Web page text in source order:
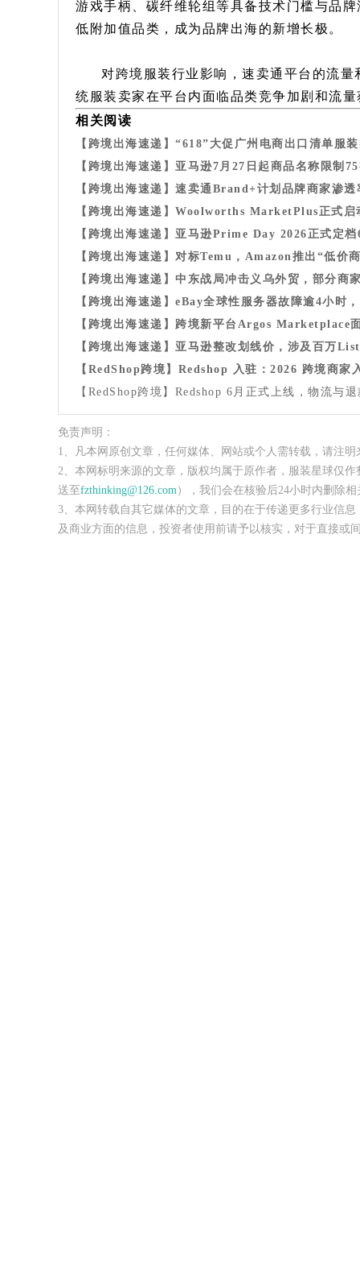
游戏手柄、碳纤维轮组等具备技术门槛与品
低附加值品类，成为品牌出海的新增长极。
对跨境服装行业影响，速卖通平台的流
统服装卖家在平台内面临品类竞争加剧和流
相关阅读
【跨境出海速递】“618”大促广州电商出口清单服
【跨境出海速递】亚马逊7月27日起商品名称限制
【跨境出海速递】速卖通Brand+计划品牌商家渗
【跨境出海速递】Woolworths MarketPlus正式启
【跨境出海速递】亚马逊Prime Day 2026正式定
【跨境出海速递】对标Temu，Amazon推出“低价
【跨境出海速递】中东战局冲击义乌外贸，部分商
【跨境出海速递】eBay全球性服务器故障逾4小时
【跨境出海速递】跨境新平台Argos Marketplace
【跨境出海速递】亚马逊整改划线价，涉及百万
【RedShop跨境】Redshop 入驻：2026 跨境商家
【RedShop跨境】Redshop 6月正式上线，物流与
免责声明：
1、凡本网原创文章，任何媒体、网站或个人需转载，请注明
2、本网标明来源的文章，版权均属于原作者，服装星球仅
送至fzthinking@126.com），我们会在核验后24小时内删除
3、本网转载自其它媒体的文章，目的在于传递更多行业信
及商业方面的信息，投资者使用前请予以核实，对于直接或